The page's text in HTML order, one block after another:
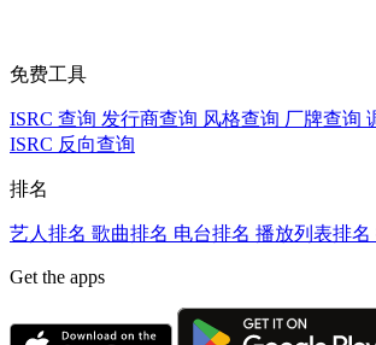
免费工具
ISRC 查询 发行商查询 风格查询 厂牌查询
ISRC 反向查询
排名
艺人排名 歌曲排名 电台排名 播放列表排名
Get the apps